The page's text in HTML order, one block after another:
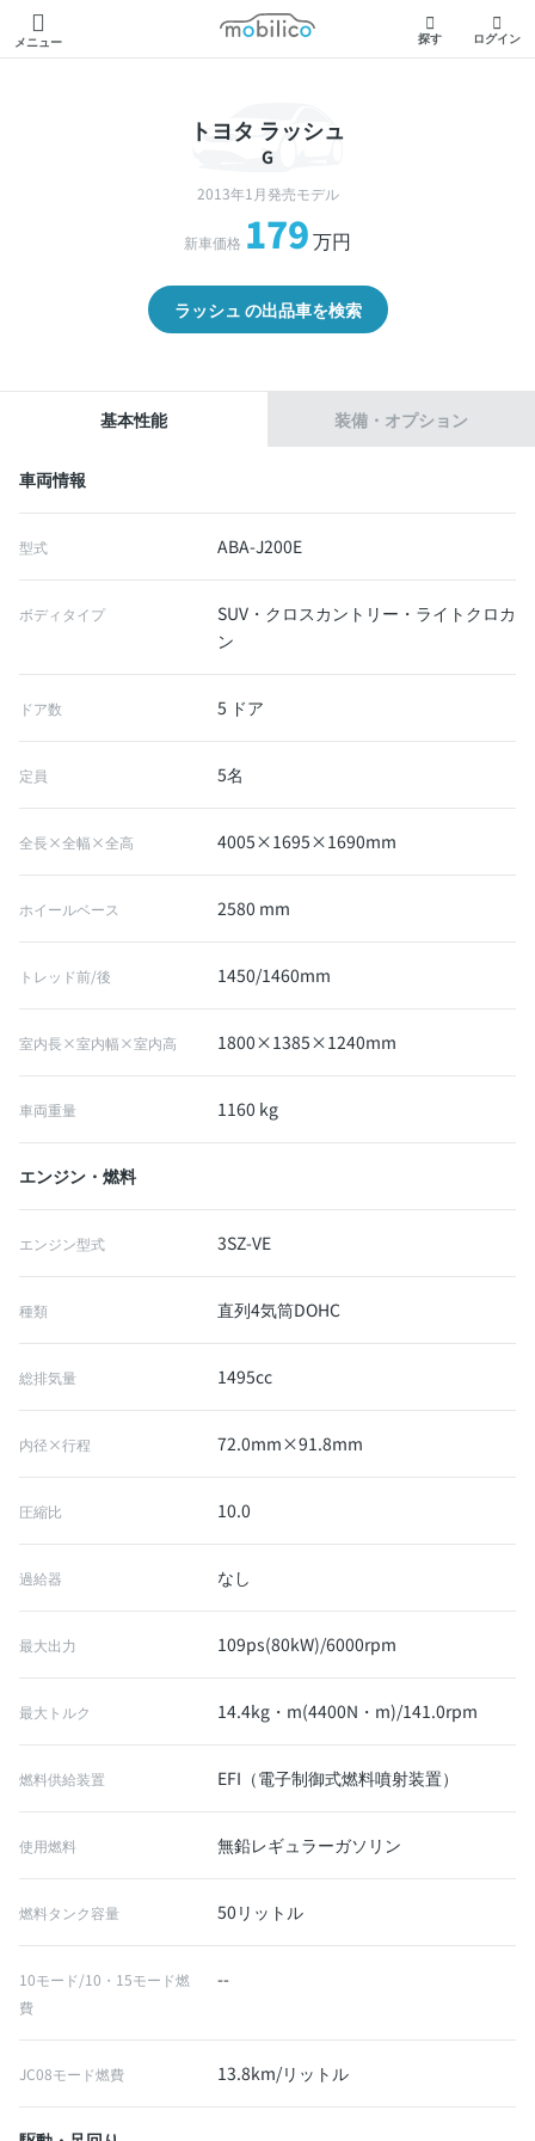
メニュー
モビリコ
探す ログイン
トヨタ ラッシュ
G
2013年1月発売モデル
新車価格 179万円
ラッシュ の出品車を検索
基本性能 装備・オプション
車両情報
型式 ABA-J200E
ボディタイプ
SUV・クロスカントリー・ライトクロカ
ン
ドア数 5 ドア
定員 5名
全長×全幅×全高 4005×1695×1690mm
ホイールベース 2580 mm
トレッド前/後 1450/1460mm
室内長×室内幅×室内高 1800×1385×1240mm
車両重量 1160 kg
エンジン・燃料
エンジン型式 3SZ-VE
種類 直列4気筒DOHC
総排気量 1495cc
内径×行程 72.0mm×91.8mm
圧縮比 10.0
過給器 なし
最大出力 109ps(80kW)/6000rpm
最大トルク 14.4kg・m(4400N・m)/141.0rpm
燃料供給装置 EFI（電子制御式燃料噴射装置）
使用燃料 無鉛レギュラーガソリン
燃料タンク容量 50リットル
10モード/10・15モード燃
費
--
JC08モード燃費 13.8km/リットル